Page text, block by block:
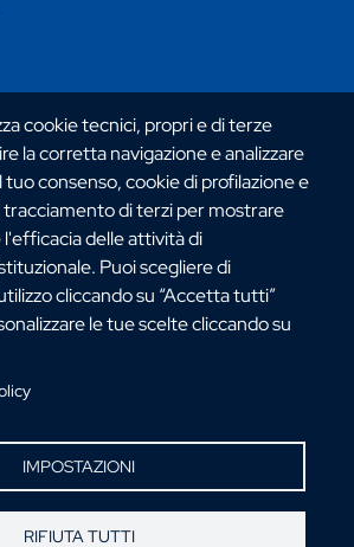
cookie tecnici, propri e di terze
la corretta navigazione e analizzare
consenso, cookie di profilazione e
di terzi per mostrare
delle attività di
Puoi scegliere di
cliccando su “Accetta tutti”
le tue scelte cliccando su
IMPOSTAZIONI
RIFIUTA TUTTI
25 - 89124 Reggio Calabria
Telegram
X YouTube
- Università degli Studi
Calabria